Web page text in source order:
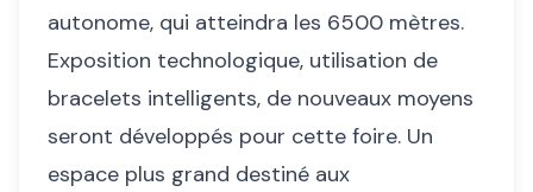
autonome, qui atteindra les 6500 mètres.
Exposition technologique, utilisation de
bracelets intelligents, de nouveaux moyens
seront développés pour cette foire. Un
espace plus grand destiné aux